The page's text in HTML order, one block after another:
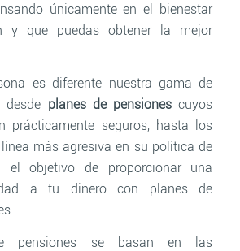
únicamente en el bienestar
y que puedas obtener la mejor
es diferente nuestra gama de
desde planes de pensiones cuyos
prácticamente seguros, hasta los
más agresiva en su política de
el objetivo de proporcionar una
a tu dinero con planes de
pensiones se basan en las